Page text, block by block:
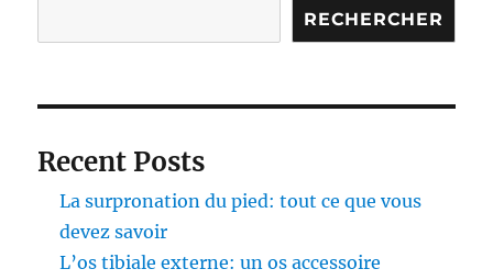
RECHERCHER
Recent Posts
La surpronation du pied: tout ce que vous
devez savoir
L’os tibiale externe: un os accessoire